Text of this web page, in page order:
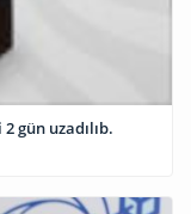
Milli Net 2010-da 1-ci səsvermənin müddəti 2 gün uzadılıb.